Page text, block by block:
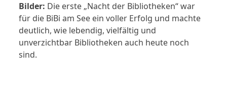
Bilder: Die erste „Nacht der Bibliotheken“ war
für die BiBi am See ein voller Erfolg und machte
deutlich, wie lebendig, vielfältig und
unverzichtbar Bibliotheken auch heute noch
sind.